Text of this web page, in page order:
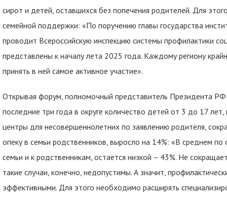
сирот и детей, оставшихся без попечения родителей. Для
семейной поддержки: «По поручению главы государства
проводит Всероссийскую инспекцию системы профилактики
представлены к началу лета 2025 года. Каждому региону
принять в ней самое активное участие».
Открывая форум, полномочный представитель Президента
последние три года в округе количество детей от 3 до 17
центры для несовершеннолетних по заявлению родителя,
опеку в семьи родственников, выросло на 14%: «В среднем
семьи и к родственникам, остается низкой – 43%. Не
такие случаи, конечно, недопустимы. А значит,
эффективными. Для этого необходимо расширять